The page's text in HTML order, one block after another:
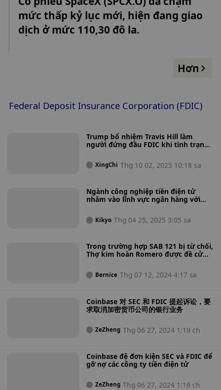
remains uncertain, and Blueway Photoelectric expects to
disclose the deal plan within no more than 10 trading days,
according to Jiemian News.
mức thấp kỷ lục mới, hiện đang giao
dịch ở mức 110,30 đô la.
Hơn
Federal Deposit Insurance Corporation (FDIC)
Trump bổ nhiệm Travis Hill làm
người đứng đầu FDIC khi tình trạng
trọngXingChi Thg 10 02, 2025 10:18 sa
Ngành công nghiệp tiền điện tử
nhắm vào lĩnh vực ngân hàng với
đến giấy phép ngân hàng khi các rào
cản pháp lý bắt đầu được nới lỏng
Kikyo Thg 04 25, 2025 3:05 sa
Trong trường hợp SAB 121 bị từ chối,
Thợ kim hoàn Romero được đề cử
thể lưu ký tài sản kỹ thuật số
Bernice Thg 07 12, 2024 4:17 sa
Coinbase 对 SEC 和 FDIC 提起诉讼，要
求取消加密货币公司的银行业务
ZeZheng Thg 06 27, 2024 1:19 ch
Coinbase đệ đơn kiện SEC và FDIC để
gỡ nợ các công ty tiền điện tử
ZeZheng Thg 06 27, 2024 1:19 ch